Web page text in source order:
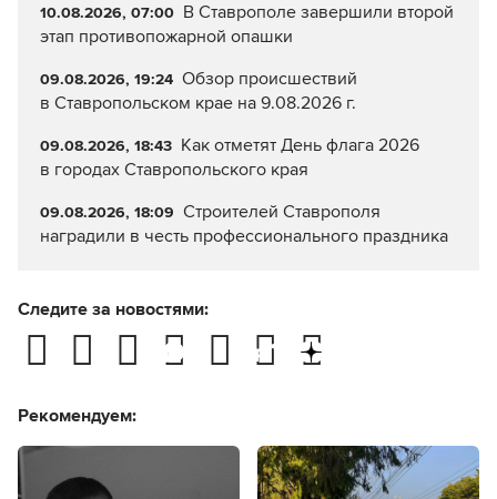
10.08.2026, 07:00 В Ставрополе завершили второй
этап противопожарной опашки
09.08.2026, 19:24 Обзор происшествий
в Ставропольском крае на 9.08.2026 г.
09.08.2026, 18:43 Как отметят День флага 2026
в городах Ставропольского края
09.08.2026, 18:09 Строителей Ставрополя
наградили в честь профессионального праздника
Следите за новостями:
Рекомендуем: